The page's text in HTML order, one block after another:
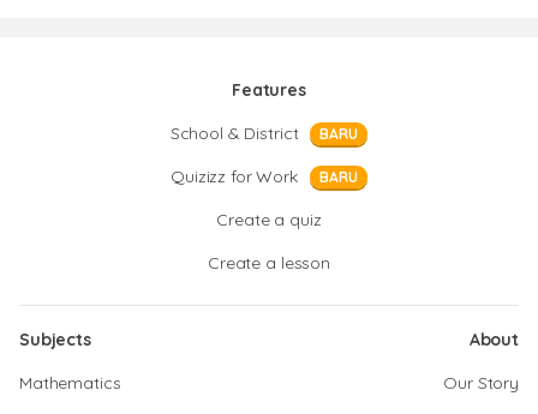
Features
School & District
BARU
Quizizz for Work BARU
Create a quiz
Create a lesson
Subjects
Mathematics
About
Our Story